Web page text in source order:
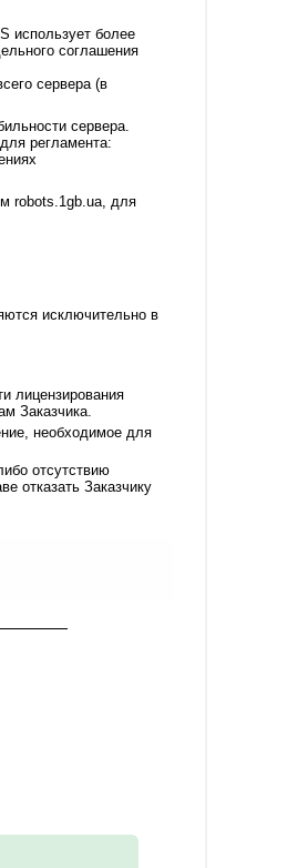
использует более
соглашения
сервера (в
сервера.
регламента:
robots.1gb.ua, для
исключительно в
лицензирования
Заказчика.
необходимое для
отсутствию
отказать Заказчику